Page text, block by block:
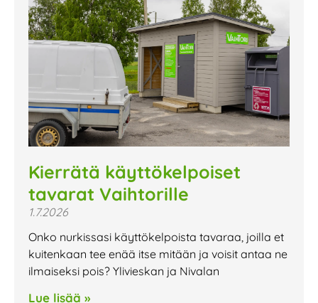
Kierrätä käyttökelpoiset
tavarat Vaihtorille
1.7.2026
Onko nurkissasi käyttökelpoista tavaraa, joilla et
kuitenkaan tee enää itse mitään ja voisit antaa ne
ilmaiseksi pois? Ylivieskan ja Nivalan
Lue lisää »